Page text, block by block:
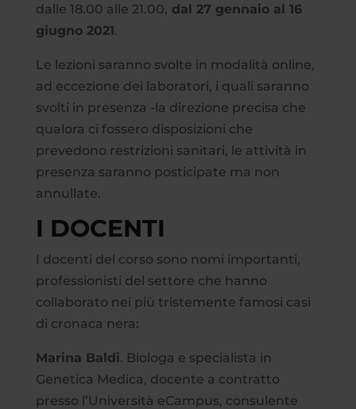
dalle 18.00 alle 21.00, dal 27 gennaio al 16
giugno 2021.
Le lezioni saranno svolte in modalità online,
ad eccezione dei laboratori, i quali saranno
svolti in presenza ­-la direzione precisa che
qualora ci fossero disposizioni che
prevedono restrizioni sanitari, le attività in
presenza saranno posticipate ma non
annullate.
I DOCENTI
I docenti del corso sono nomi importanti,
professionisti del settore che hanno
collaborato nei più tristemente famosi casi
di cronaca nera:
Marina Baldi. Biologa e specialista in
Genetica Medica, docente a contratto
presso l’Università eCampus, consulente